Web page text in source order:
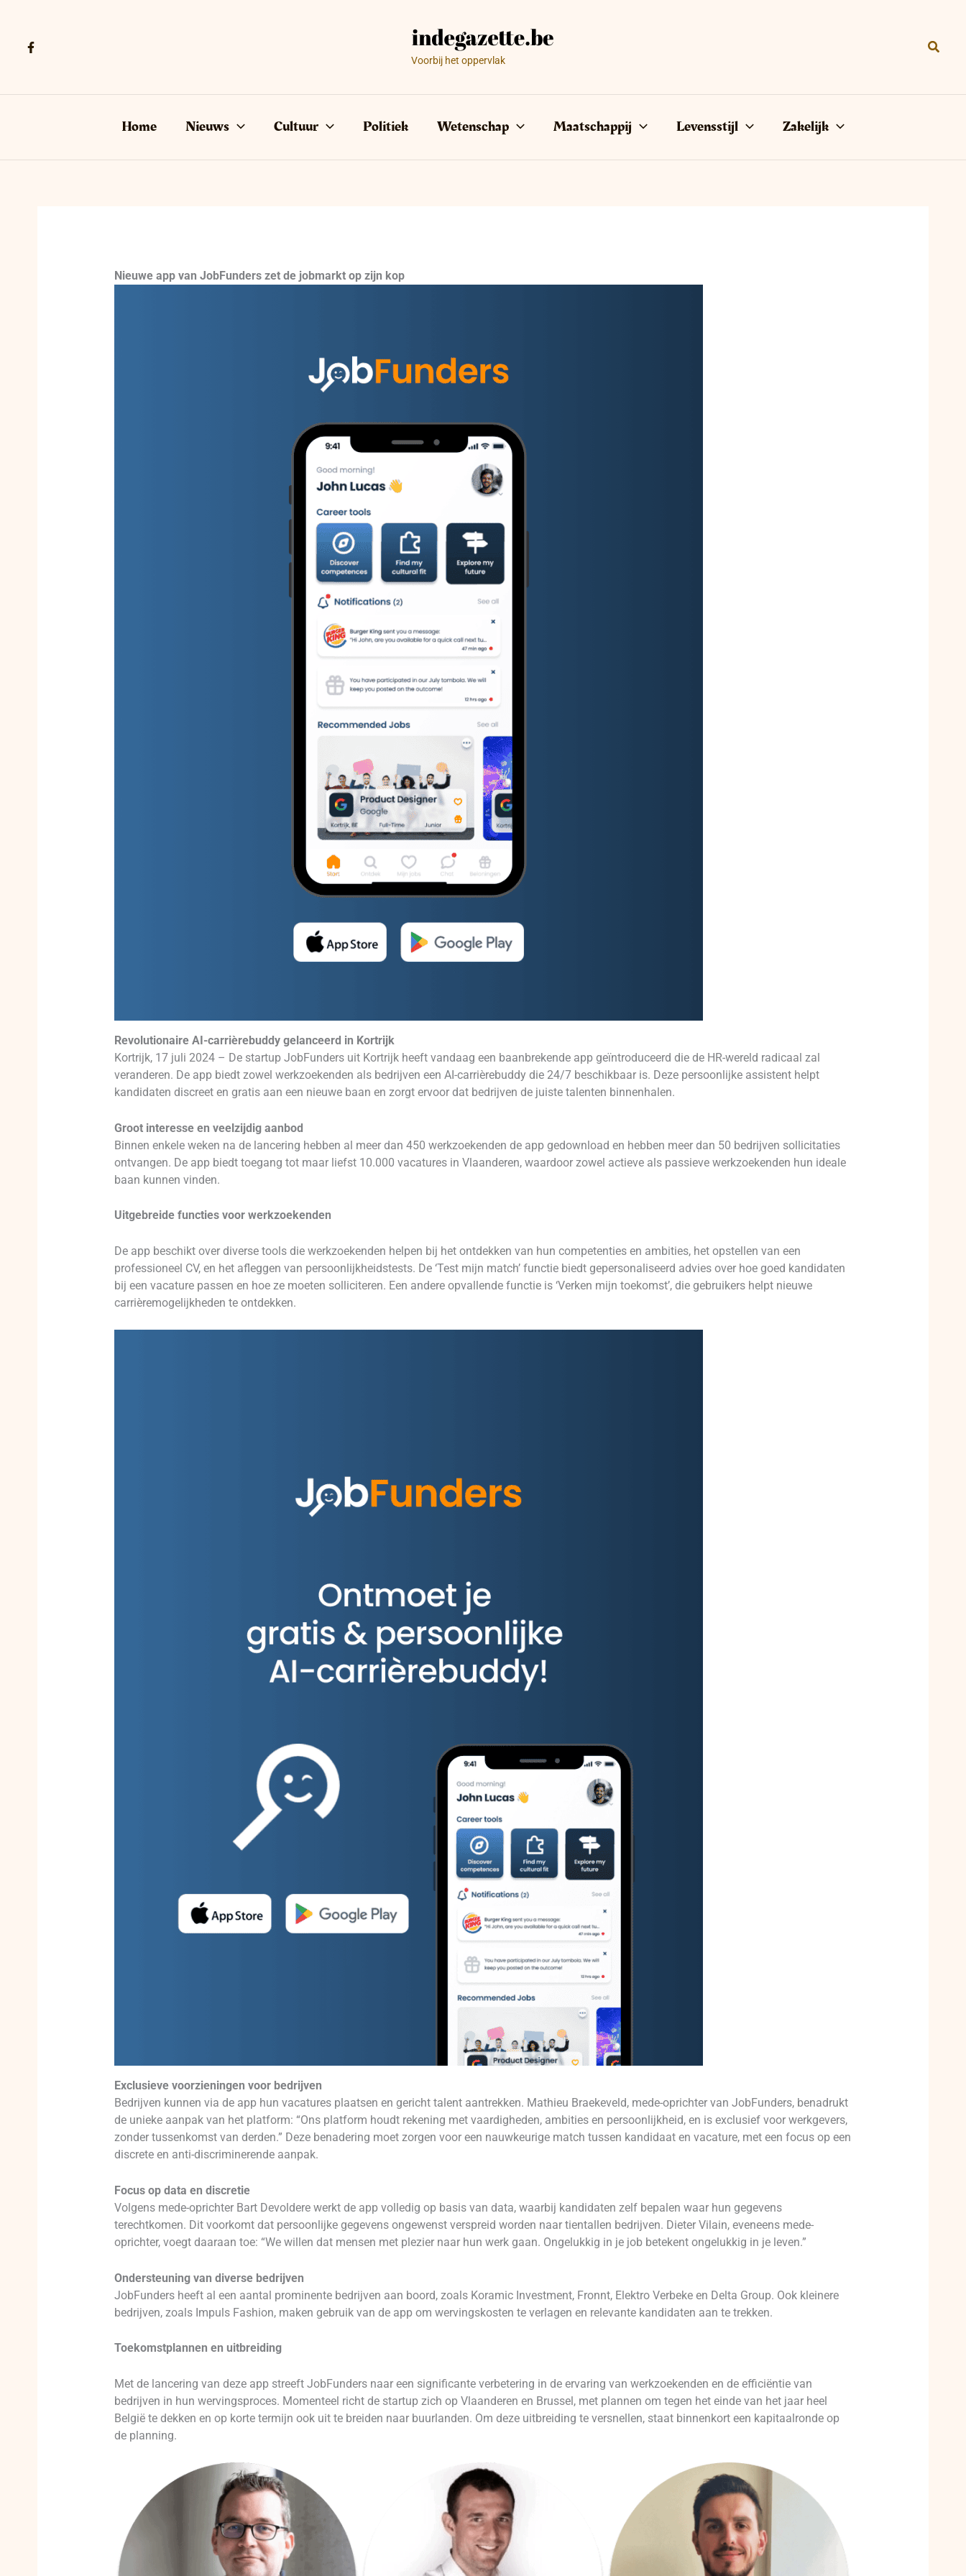
Voorbij het oppervlak
Home Nieuws Cultuur Politiek Wetenschap Maatschappij Levensstijl Zakelijk
Nieuwe app van JobFunders zet de jobmarkt op zijn kop
Revolutionaire AI-carrièrebuddy gelanceerd in Kortrijk
Kortrijk, 17 juli 2024 – De startup JobFunders uit Kortrijk heeft vandaag een baanbrekende app geïntroduceerd die de HR-wereld radicaal zal
veranderen. De app biedt zowel werkzoekenden als bedrijven een AI-carrièrebuddy die 24/7 beschikbaar is. Deze persoonlijke assistent helpt
kandidaten discreet en gratis aan een nieuwe baan en zorgt ervoor dat bedrijven de juiste talenten binnenhalen.
Groot interesse en veelzijdig aanbod
Binnen enkele weken na de lancering hebben al meer dan 450 werkzoekenden de app gedownload en hebben meer dan 50 bedrijven sollicitaties
ontvangen. De app biedt toegang tot maar liefst 10.000 vacatures in Vlaanderen, waardoor zowel actieve als passieve werkzoekenden hun ideale
baan kunnen vinden.
Uitgebreide functies voor werkzoekenden
De app beschikt over diverse tools die werkzoekenden helpen bij het ontdekken van hun competenties en ambities, het opstellen van een
professioneel CV, en het afleggen van persoonlijkheidstests. De ‘Test mijn match’ functie biedt gepersonaliseerd advies over hoe goed kandidaten
bij een vacature passen en hoe ze moeten solliciteren. Een andere opvallende functie is ‘Verken mijn toekomst’, die gebruikers helpt nieuwe
carrièremogelijkheden te ontdekken.
Exclusieve voorzieningen voor bedrijven
Bedrijven kunnen via de app hun vacatures plaatsen en gericht talent aantrekken. Mathieu Braekeveld, mede-oprichter van JobFunders, benadrukt
de unieke aanpak van het platform: “Ons platform houdt rekening met vaardigheden, ambities en persoonlijkheid, en is exclusief voor werkgevers,
zonder tussenkomst van derden.” Deze benadering moet zorgen voor een nauwkeurige match tussen kandidaat en vacature, met een focus op een
discrete en anti-discriminerende aanpak.
Focus op data en discretie
Volgens mede-oprichter Bart Devoldere werkt de app volledig op basis van data, waarbij kandidaten zelf bepalen waar hun gegevens
terechtkomen. Dit voorkomt dat persoonlijke gegevens ongewenst verspreid worden naar tientallen bedrijven. Dieter Vilain, eveneens mede-
oprichter, voegt daaraan toe: “We willen dat mensen met plezier naar hun werk gaan. Ongelukkig in je job betekent ongelukkig in je leven.”
Ondersteuning van diverse bedrijven
JobFunders heeft al een aantal prominente bedrijven aan boord, zoals Koramic Investment, Fronnt, Elektro Verbeke en Delta Group. Ook kleinere
bedrijven, zoals Impuls Fashion, maken gebruik van de app om wervingskosten te verlagen en relevante kandidaten aan te trekken.
Toekomstplannen en uitbreiding
Met de lancering van deze app streeft JobFunders naar een significante verbetering in de ervaring van werkzoekenden en de efficiëntie van
bedrijven in hun wervingsproces. Momenteel richt de startup zich op Vlaanderen en Brussel, met plannen om tegen het einde van het jaar heel
België te dekken en op korte termijn ook uit te breiden naar buurlanden. Om deze uitbreiding te versnellen, staat binnenkort een kapitaalronde op
de planning.